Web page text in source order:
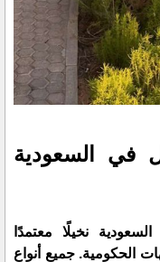
في السعودية
نخيلًا معتمدًا
الحكومية. جميع أنواع